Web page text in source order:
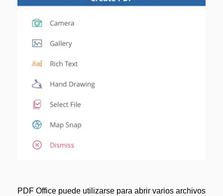
PDF Office puede utilizarse para abrir varios archivos